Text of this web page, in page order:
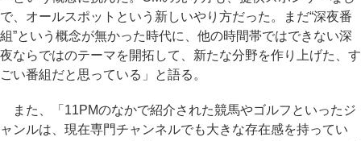
で、オールスポットという新しいやり方だった。まだ“深夜番
組”という概念が無かった時代に、他の時間帯ではできない深
夜ならではのテーマを開拓して、新たな分野を作り上げた、す
ごい番組だと思っている」と語る。
また、「11PMのなかで紹介された競馬やゴルフといったジ
ャンルは、現在専門チャンネルでも大きな存在感を持ってい